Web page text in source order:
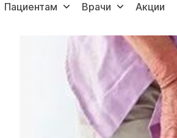
Пациентам Врачи Акции